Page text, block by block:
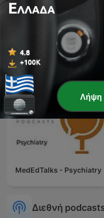
Slow Piano for Sleep -
Music for Sleep,
Meditation and Relaxation
MedEdTalks - Psychiatry
Διεθνή
Λήψη